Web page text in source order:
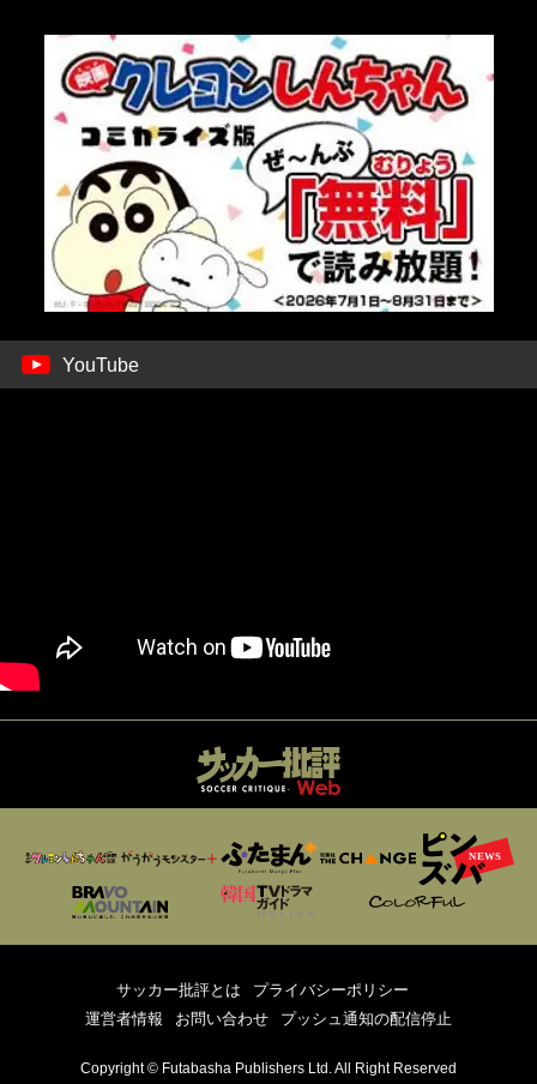
YouTube
サッカー批評とは
プライバシーポリシー
運営者情報
お問い合わせ プッシュ通知の配信停止
Copyright © Futabasha Publishers Ltd. All Right Reserved